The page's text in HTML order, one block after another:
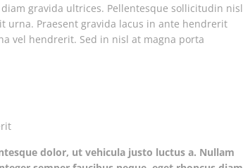
gravida ultrices. Pellentesque sollicitudin nisl
urna. Praesent gravida lacus in ante hendrerit
vel hendrerit. Sed in nisl at magna porta
dolor, ut vehicula justo luctus a. Nullam